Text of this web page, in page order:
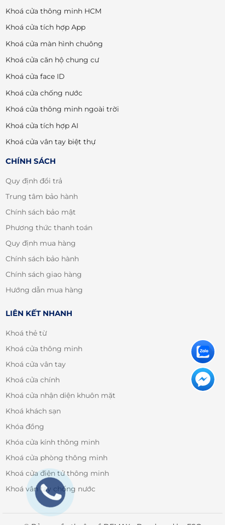
Khoá cửa thông minh HCM
Khoá cửa tích hợp App
Khoá cửa màn hình chuông
Khoá cửa căn hộ chung cư
Khoá cửa face ID
Khoá cửa chống nước
Khoá cửa thông minh ngoài trời
Khoá cửa tích hợp AI
Khoá cửa vân tay biệt thự
CHÍNH SÁCH
Quy định đổi trả
Trung tâm bảo hành
Chính sách bảo mật
Phương thức thanh toán
Quy định mua hàng
Chính sách bảo hành
Chính sách giao hàng
Hướng dẫn mua hàng
LIÊN KẾT NHANH
Khoá thẻ từ
Khoá cửa thông minh
Khoá cửa vân tay
Khoá cửa chính
Khoá cửa nhận diện khuôn mặt
Khoá khách sạn
Khóa đồng
Khóa cửa kính thông minh
Khoá cửa phòng thông minh
Khoá cửa điện tử thông minh
Khoá vân tay chống nước